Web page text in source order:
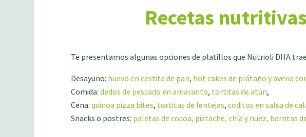
Recetas
Te presentamos algunas opciones de platillos que Nutrioli DHA
Desayuno: huevo en cestita de pan, hot cakes de plátano y avena
Comida:dedos de pescado en amaranto, tortitas de atún,
Cena:quinoa pizza bites, tortitas de lentejas,coditos en salsa de
Snacks o postres: paletas de cocoa, pistache, chía y nuez, barritas